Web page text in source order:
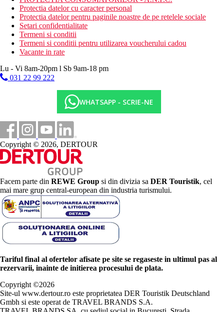
Protectia datelor cu caracter personal
Protectia datelor pentru paginile noastre de pe retelele sociale
Setari confidentialitate
Termeni si conditii
Termeni si conditii pentru utilizarea voucherului cadou
Vacante in rate
Lu - Vi 8am-20pm l Sb 9am-18 pm
031 22 99 222
WHATSAPP - SCRIE-NE
Copyright © 2026, DERTOUR
Facem parte din REWE Group si din divizia sa DER Touristik, cel
mai mare grup central-european din industria turismului.
Tariful final al ofertelor afisate pe site se regaseste in ultimul pas al
rezervarii, inainte de initierea procesului de plata.
Copyright ©2026
Site-ul www.dertour.ro este proprietatea DER Touristik Deutschland
Gmbh si este operat de TRAVEL BRANDS S.A.